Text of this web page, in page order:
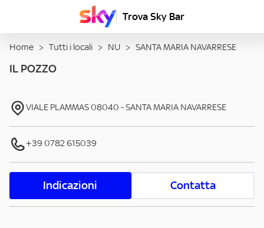
Trova Sky Bar
Home > Tutti i locali > NU > SANTA MARIA NAVARRESE
IL POZZO
VIALE PLAMMAS 08040 -SANTA MARIA NAVARRESE
+39 0782 615039
Indicazioni Contatta